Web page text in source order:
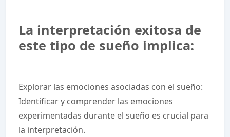
La interpretación exitosa de
este tipo de sueño implica:
Explorar las emociones asociadas con el sueño:
Identificar y comprender las emociones
experimentadas durante el sueño es crucial para
la interpretación.